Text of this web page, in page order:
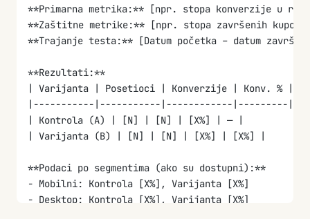
**Primarna metrika:** [npr. stopa konverzije u
**Zaštitne metrike:** [npr. stopa završenih
**Trajanje testa:** [Datum početka – datum
**Rezultati:**
| Varijanta | Posetioci | Konverzije | Konv. % |
|-----------|-----------|------------|---------
| Kontrola (A) | [N] | [N] | [X%] | — |
| Varijanta (B) | [N] | [N] | [X%] | [X%] |
**Podaci po segmentima (ako su dostupni):**
- Mobilni: Kontrola [X%], Varijanta [X%]
- Desktop: Kontrola [X%], Varijanta [X%]